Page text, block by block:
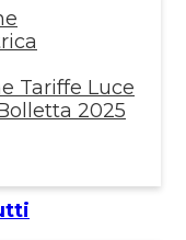
Tariffe Luce
2025